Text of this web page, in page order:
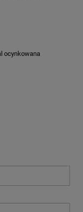
ocynkowana